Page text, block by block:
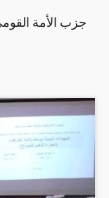
جزب الأمة